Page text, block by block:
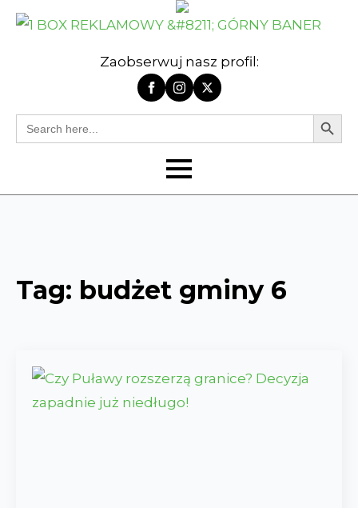
Zaobserwuj nasz profil:
Search
for:
Search
Tag: budżet gminy 6